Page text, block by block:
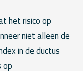
het risico op
niet alleen de
in de ductus
op